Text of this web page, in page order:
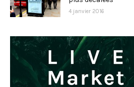
4 janvier 2016